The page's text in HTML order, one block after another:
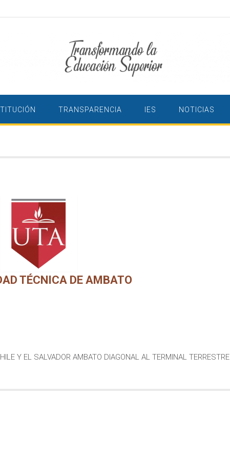
TRANSPARENCIA IES NOTICIAS
TÉCNICA DE AMBATO
Y EL SALVADOR AMBATO DIAGONAL AL TERMINAL TERRESTRE